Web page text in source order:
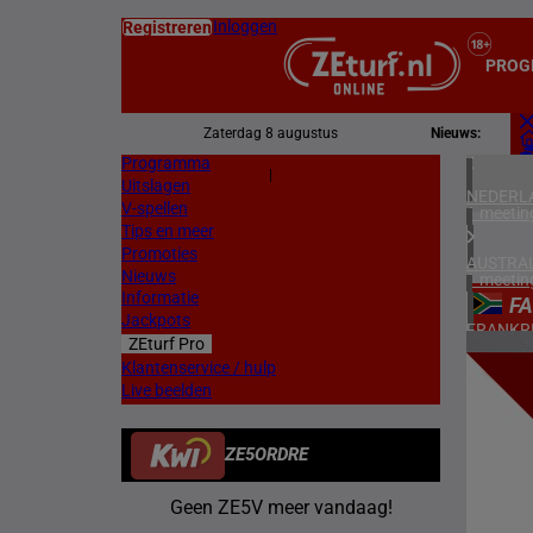
RegistrerenInloggen
Zaterdag 8 augustus Nieuws:
Programma
Uitslagen
V-spellen
Tips en meer
Promoties
Nieuws
Informatie
Jackpots
ZEturf Pro
Klantenservice / hulp
Live beelden
ZE5ORDRE
Geen ZE5V meer vandaag!
1
1
ZWEDEN
2
1
03/01/